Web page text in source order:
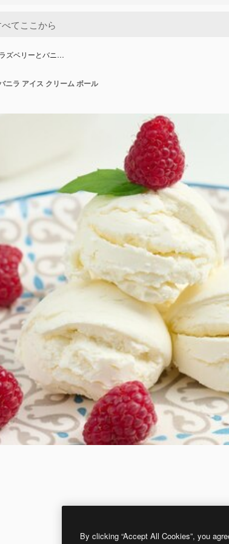
ズベリーとバニ…
ニラ アイス クリーム ボール
By clicking “Accept All Cookies”, you